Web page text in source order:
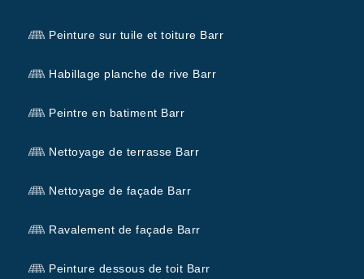
Peinture sur tuile et toiture Barr
Habillage planche de rive Barr
Peintre en batiment Barr
Nettoyage de terrasse Barr
Nettoyage de façade Barr
Ravalement de façade Barr
Peinture dessous de toit Barr